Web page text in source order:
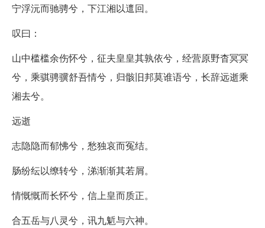
宁浮沅而驰骋兮，下江湘以邅回。
叹曰：
山中槛槛余伤怀兮，征夫皇皇其孰依兮，经营原野杳冥冥
兮，乘骐骋骥舒吾情兮，归骸旧邦莫谁语兮，长辞远逝乘
湘去兮。
远逝
志隐隐而郁怫兮，愁独哀而冤结。
肠纷纭以缭转兮，涕渐渐其若屑。
情慨慨而长怀兮，信上皇而质正。
合五岳与八灵兮，讯九鬿与六神。